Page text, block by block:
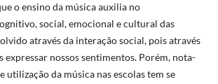
o ensino da música auxilia no
social, emocional e cultural das
através da interação social, pois através
expressar nossos sentimentos. Porém, nota-
utilização da música nas escolas tem se